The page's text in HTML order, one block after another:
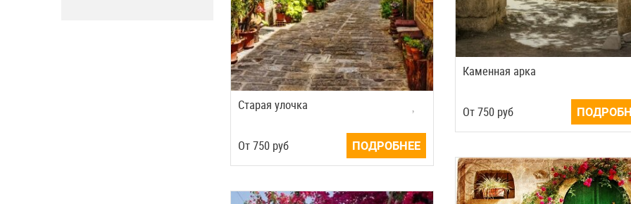
Старая улочка
Oт750руб ПОДРОБНЕЕ
Каменная арка
Oт750 руб